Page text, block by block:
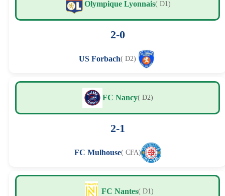
Olympique Lyonnais( D1)
2-0
US Forbach( D2)
FC Nancy( D2)
2-1
FC Mulhouse( CFA)
FC Nantes( D1)